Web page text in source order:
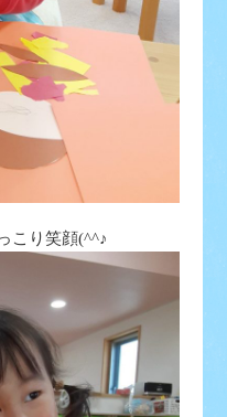
こり笑顔(^^♪